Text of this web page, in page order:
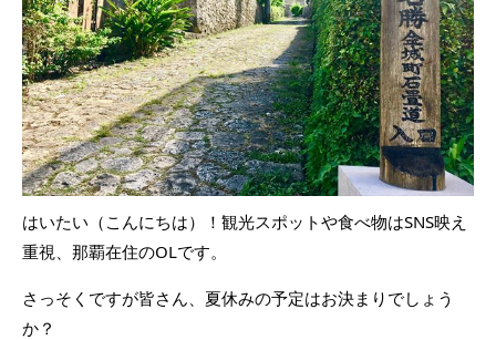
はいたい（こんにちは）！観光スポットや食べ物はSNS映え
重視、那覇在住のOLです。
さっそくですが皆さん、夏休みの予定はお決まりでしょう
か？